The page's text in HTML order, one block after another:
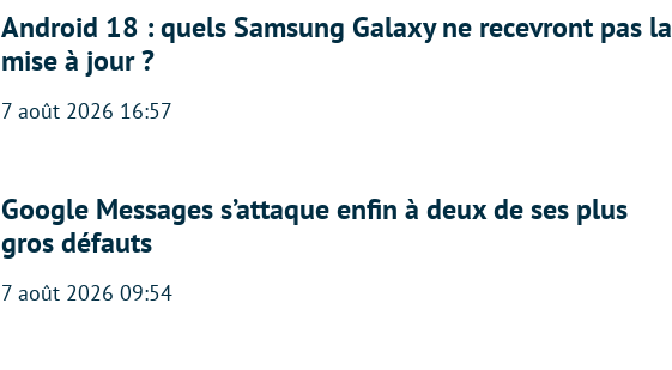
Android 18 : quels Samsung Galaxy ne recevront pas la
mise à jour ?
7 août 2026 16:57
Google Messages s’attaque enfin à deux de ses plus
gros défauts
7 août 2026 09:54